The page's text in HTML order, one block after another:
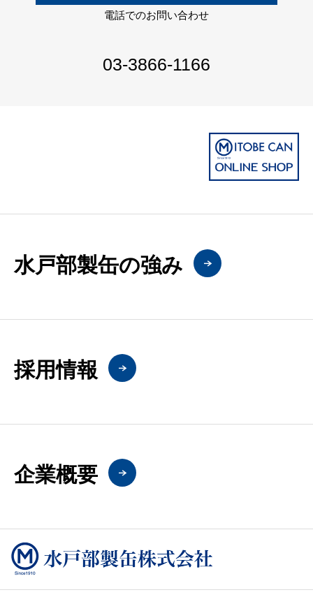
電話でのお問い合わせ
03-3866-1166
水戸部製缶の強み
採用情報
企業概要